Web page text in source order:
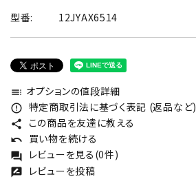
型番: 12JYAX6514
toc オプションの値段詳細
error_outline 特定商取引法に基づく表記 (返品など)
share この商品を友達に教える
undo 買い物を続ける
forum レビューを見る(0件)
rate_review レビューを投稿